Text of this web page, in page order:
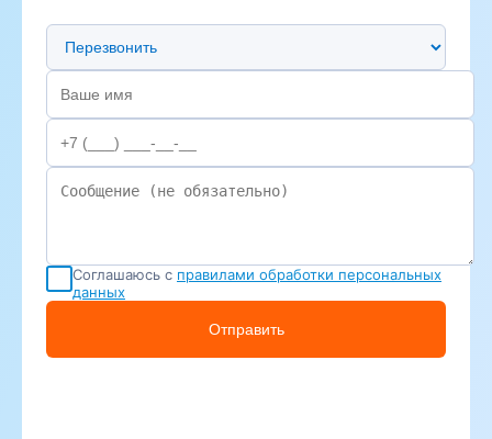
Предпочтительный способ связи
Соглашаюсь с правилами обработки персональных
данных
Отправить